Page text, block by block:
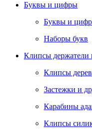
Буквы и цифры
Буквы и
Наборы букв
Клипсы держатели
Клипсы
Застежки и
Карабины
Клипсы